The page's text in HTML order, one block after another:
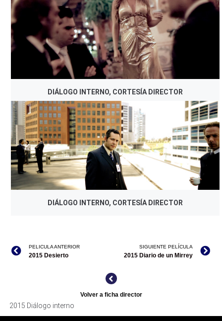
DIÁLOGO INTERNO, CORTESÍA DIRECTOR
DIÁLOGO INTERNO, CORTESÍA DIRECTOR
PELICULA ANTERIOR
2015 Desierto
SIGUIENTE PELÍCULA
2015 Diario de un Mirrey
Volver a ficha director
2015 Diálogo interno